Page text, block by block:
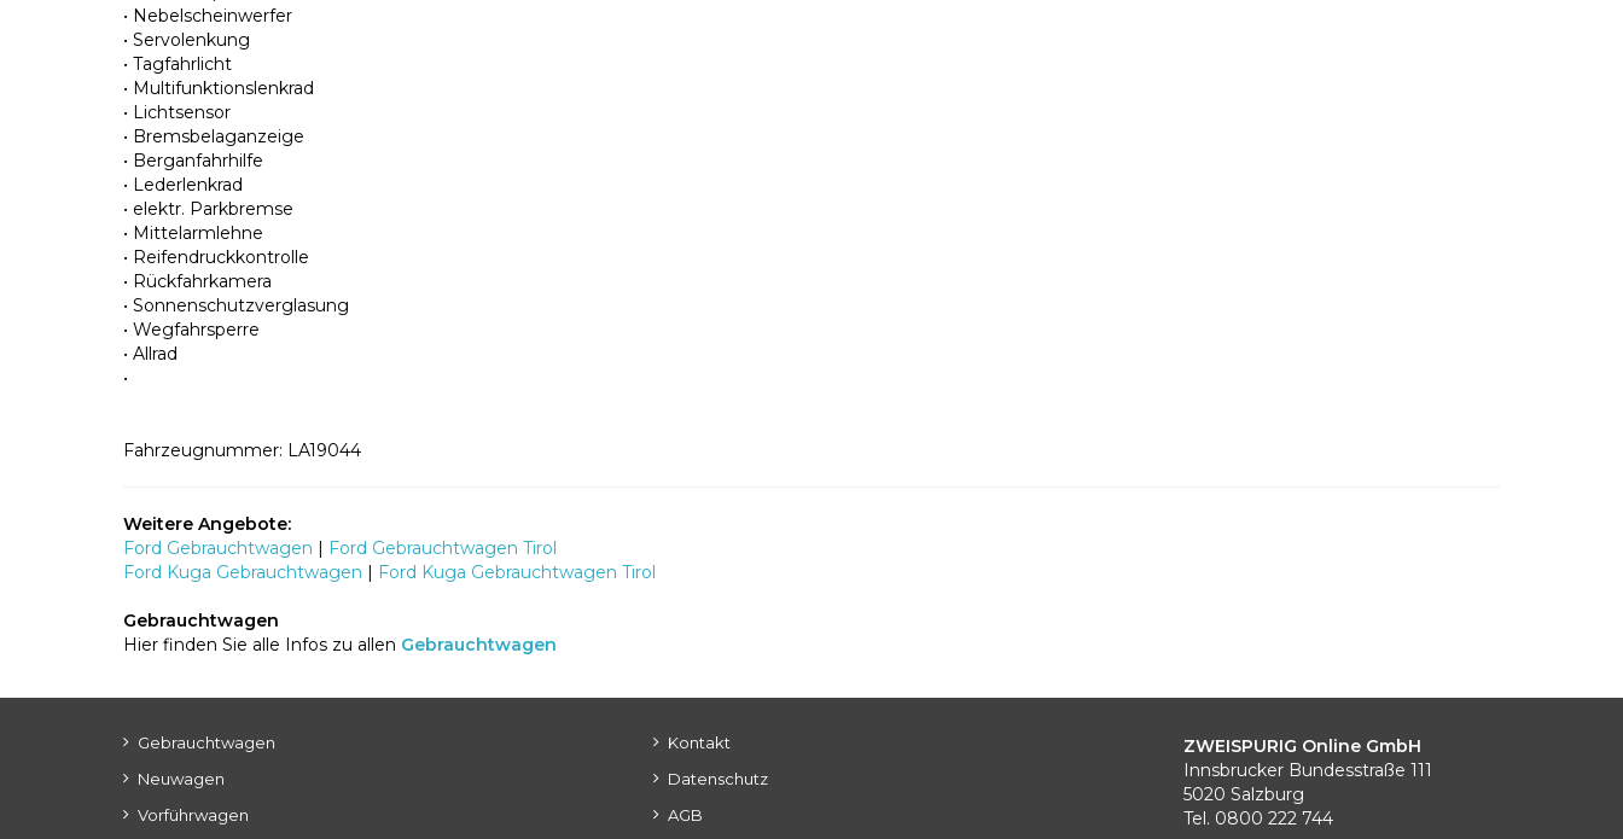
• Nebelscheinwerfer
• Servolenkung
• Tagfahrlicht
• Multifunktionslenkrad
• Lichtsensor
• Bremsbelaganzeige
• Berganfahrhilfe
• Lederlenkrad
• elektr. Parkbremse
• Mittelarmlehne
• Reifendruckkontrolle
• Rückfahrkamera
• Sonnenschutzverglasung
• Wegfahrsperre
• Allrad
•
Fahrzeugnummer: LA19044
Weitere Angebote:
Ford Gebrauchtwagen | Ford Gebrauchtwagen Tirol
Ford Kuga Gebrauchtwagen | Ford Kuga Gebrauchtwagen Tirol
Gebrauchtwagen
Hier finden Sie alle Infos zu allen Gebrauchtwagen
Gebrauchtwagen
Neuwagen
Vorführwagen
Kontakt
Datenschutz
AGB
ZWEISPURIG Online GmbH
Innsbrucker Bundesstraße 111
5020 Salzburg
Tel. 0800 222 744